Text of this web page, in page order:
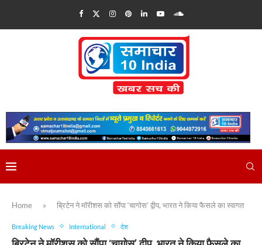
Home » ब्रिटेन ने मॉरीशस को सौंपा ‘चागोस’ द्वीप, भारत ने किया फैसले का स्वागत
Breaking News International देश